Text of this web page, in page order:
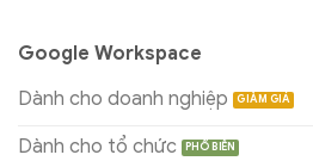
Google Workspace
Dành cho doanh nghiệp
Dành cho tổ chức